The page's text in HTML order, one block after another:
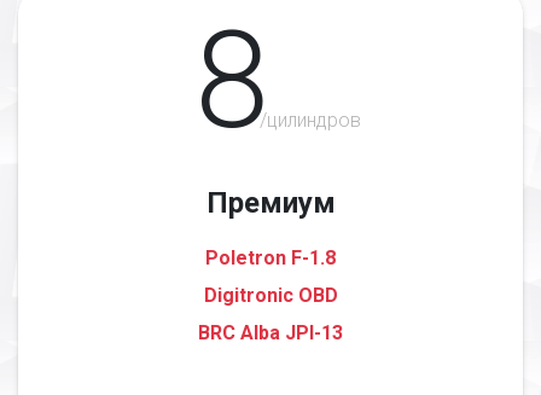
8/цилиндров
Премиум
Poletron F-1.8
Digitronic OBD
BRC Alba JPI-13